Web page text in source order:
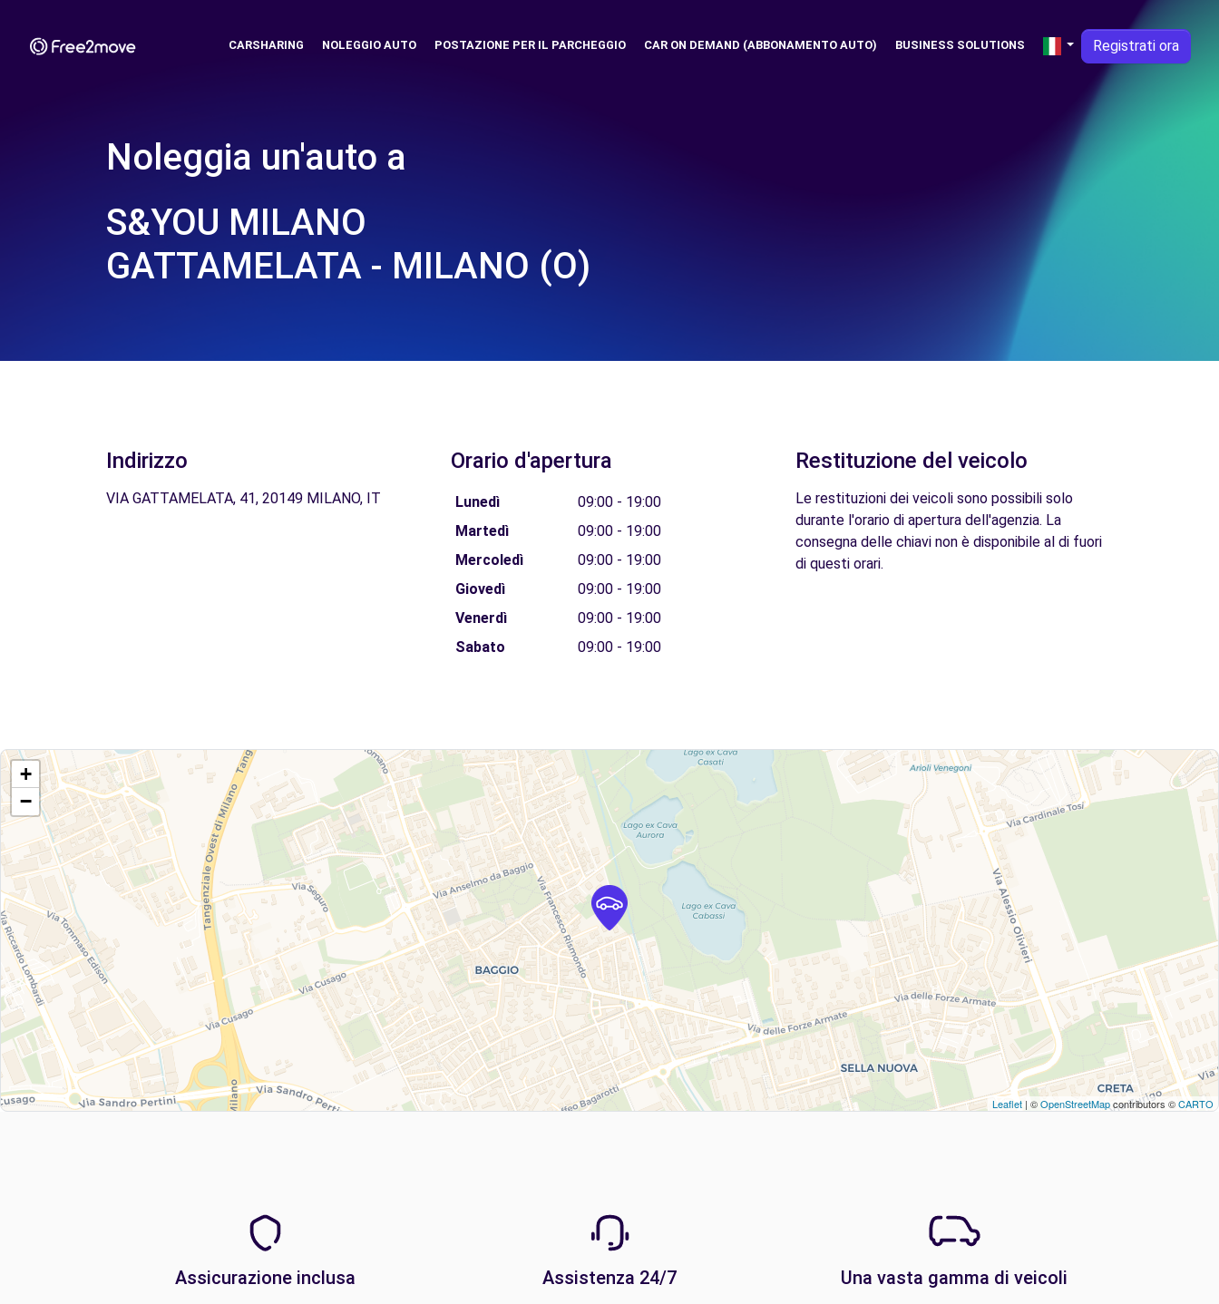
CARSHARING NOLEGGIO AUTO POSTAZIONE PER IL PARCHEGGIO CAR ON DEMAND (ABBONAMENTO AUTO) BUSINESS SOLUTIONS Registrati ora
Noleggia un'auto a
S&YOU MILANO
GATTAMELATA - MILANO (O)
Indirizzo
VIA GATTAMELATA, 41, 20149 MILANO, IT
Orario d'apertura
Lunedì
09:00 - 19:00
Martedì
09:00 - 19:00
Mercoledì
09:00 - 19:00
Giovedì
09:00 - 19:00
Venerdì
09:00 - 19:00
Sabato
09:00 - 19:00
Restituzione del veicolo
Le restituzioni dei veicoli sono possibili solo
durante l'orario di apertura dell'agenzia. La
consegna delle chiavi non è disponibile al di fuori
di questi orari.
+
−
Leaflet | ©OpenStreetMapcontributors ©CARTO
Assicurazione inclusa Assistenza 24/7 Una vasta gamma di veicoli